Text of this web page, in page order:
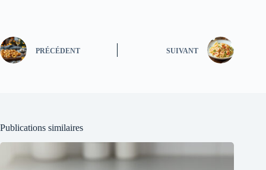
PRÉCÉDENT SUIVANT
Publications similaires